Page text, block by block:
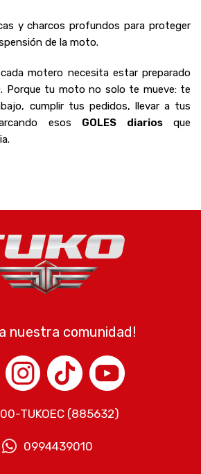
y charcos profundos para proteger
de la moto.
motero necesita estar preparado
Porque tu moto no solo te mueve: te
cumplir tus pedidos, llevar a tus
esos GOLES diariosque
nuestra comunidad!
TUKOEC (885632)​
0994439010​